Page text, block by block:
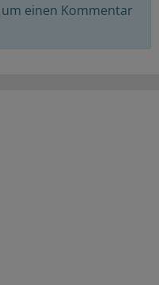
einen Kommentar